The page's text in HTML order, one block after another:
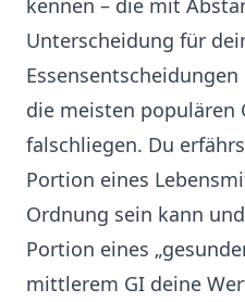
kennen – die mit
Unterscheidung für
die meisten populären
falschliegen. Du
Portion eines
Ordnung sein kann
Portion eines
mittlerem GI deine